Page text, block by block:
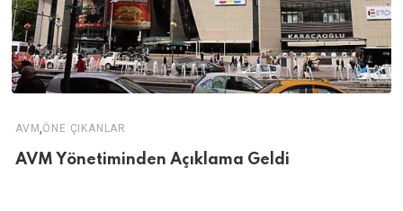
AVM,ÖNE ÇIKANLAR
AVM Yönetiminden Açıklama Geldi